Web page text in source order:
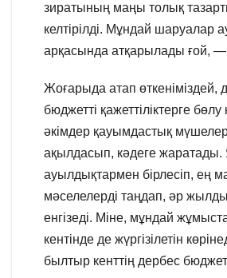
зиратының маңы толық
келтірілді. Мұндай шаруалар
арқасында атқарылады ғой, —
Жоғарыда атап өткеніміздей,
бюджетті қажеттіліктерге бөлу
әкімдер қауымдастық
ақылдасып, кәдеге жаратады.
ауылдықтармен бірлесіп, ең
мәселелерді таңдап, әр
енгізеді. Міне, мұндай
кентінде де жүргізілетін
былтыр кенттің дербес